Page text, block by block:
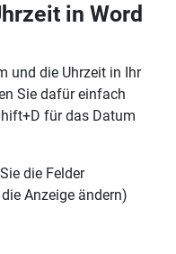
in Word
und die Uhrzeit in Ihr
Sie dafür einfach
für das Datum
die Felder
Anzeige ändern)